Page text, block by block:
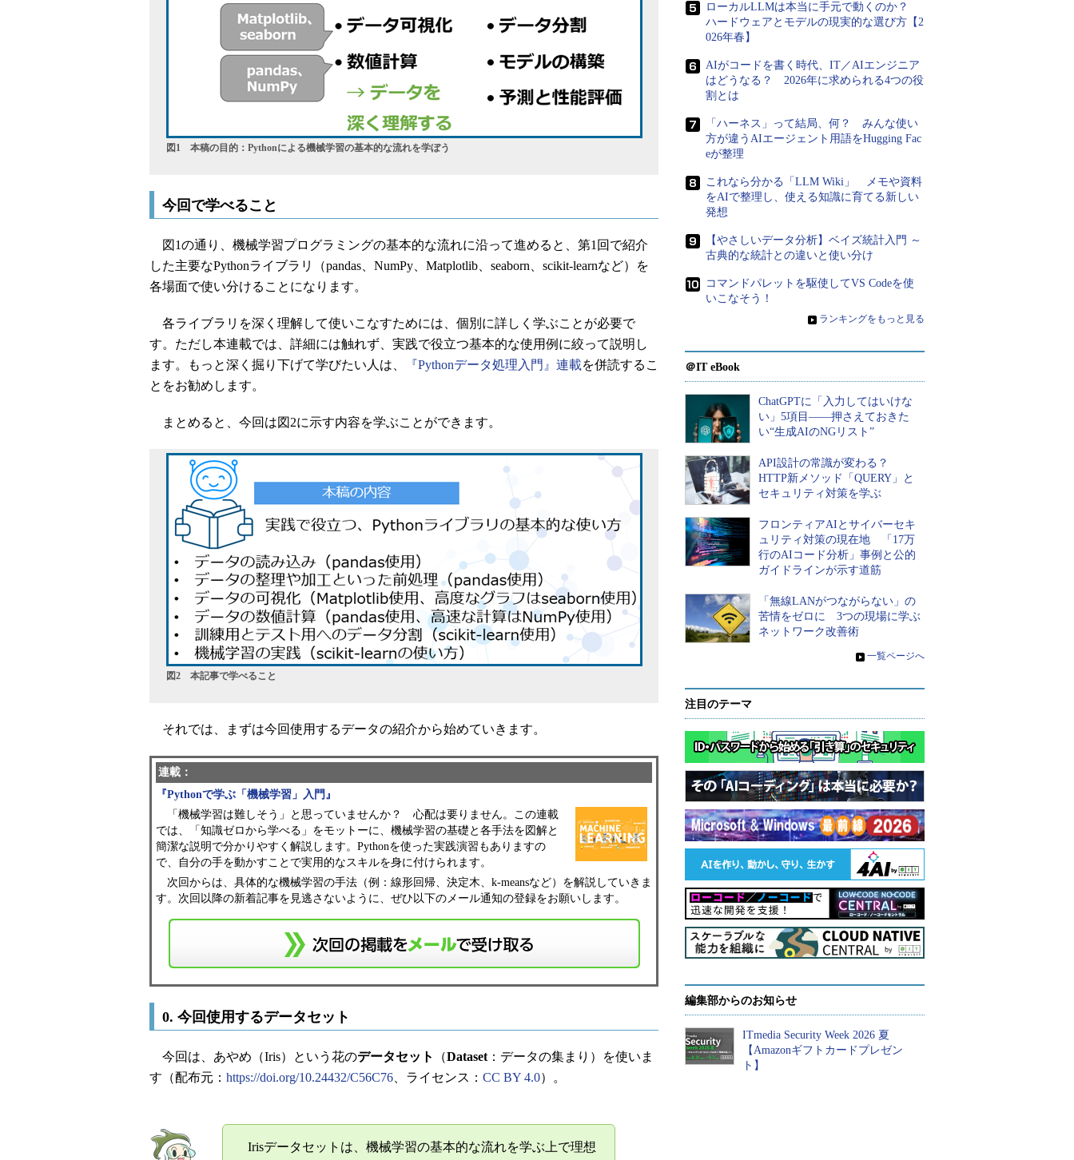
図1 本稿の目的：Pythonによる機械学習の基本的な流れを学ぼう
今回で学べること
図1の通り、機械学習プログラミングの基本的な流れに沿って進めると、第1回で紹介
した主要なPythonライブラリ（pandas、NumPy、Matplotlib、seaborn、scikit-learnなど）を
各場面で使い分けることになります。
各ライブラリを深く理解して使いこなすためには、個別に詳しく学ぶことが必要で
す。ただし本連載では、詳細には触れず、実践で役立つ基本的な使用例に絞って説明し
ます。もっと深く掘り下げて学びたい人は、
『Pythonデータ処理入門』連載を併読するこ
とをお勧めします。
まとめると、今回は図2に示す内容を学ぶことができます。
図2 本記事で学べること
それでは、まずは今回使用するデータの紹介から始めていきます。
連載：
『Pythonで学ぶ「機械学習」入門』
「機械学習は難しそう」と思っていませんか？ 心配は要りません。この連載
では、「知識ゼロから学べる」をモットーに、機械学習の基礎と各手法を図解と
簡潔な説明で分かりやすく解説します。Pythonを使った実践演習もありますの
で、自分の手を動かすことで実用的なスキルを身に付けられます。
次回からは、具体的な機械学習の手法（例：線形回帰、決定木、k-meansなど）を解説していきま
す。次回以降の新着記事を見逃さないように、ぜひ以下のメール通知の登録をお願いします。
0. 今回使用するデータセット
今回は、あやめ（Iris）という花のデータセット （Dataset ：データの集まり）を使いま
す（配布元： https://doi.org/10.24432/C56C76 、ライセンス： CC BY 4.0）。
Irisデータセットは、機械学習の基本的な流れを学ぶ上で理想
ローカルLLMは本当に手元で動くのか？
ハードウェアとモデルの現実的な選び方【2
026年春】
AIがコードを書く時代、IT／AIエンジニア
はどうなる？ 2026年に求められる4つの役
割とは
「ハーネス」って結局、何？ みんな使い
方が違うAIエージェント用語をHugging Fac
eが整理
これなら分かる「LLM Wiki」 メモや資料
をAIで整理し、使える知識に育てる新しい
発想
【やさしいデータ分析】ベイズ統計入門 ～
古典的な統計との違いと使い分け
コマンドパレットを駆使してVS Codeを使
いこなそう！
» ランキングをもっと見る
＠IT eBook
ChatGPTに「入力してはいけな
い」5項目――押さえておきた
い“生成AIのNGリスト”
API設計の常識が変わる？
HTTP新メソッド「QUERY」と
セキュリティ対策を学ぶ
フロンティアAIとサイバーセキ
ュリティ対策の現在地 「17万
行のAIコード分析」事例と公的
ガイドラインが示す道筋
「無線LANがつながらない」の
苦情をゼロに 3つの現場に学ぶ
ネットワーク改善術
» 一覧ページへ
注目のテーマ
編集部からのお知らせ
ITmedia Security Week 2026 夏
【Amazonギフトカードプレゼン
ト】